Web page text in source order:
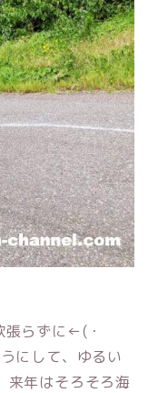
張らずに←(・
にして、ゆるい
年はそろそろ海